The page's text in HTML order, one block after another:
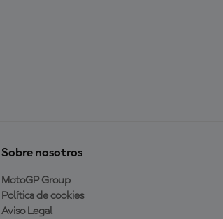
Sobre nosotros
MotoGP Group
Política de cookies
Aviso Legal